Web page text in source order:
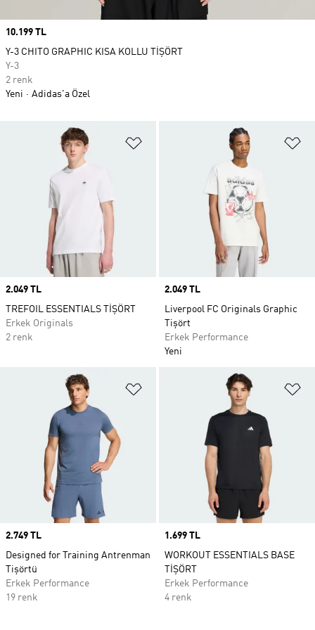
Favori Listesine Ekle
Price
2.049 TL
TREFOIL ESSENTIALS TİŞÖRT
Erkek Originals
2 renk
Price
2.049 TL
Liverpool FC Originals Graphic
Tişört
Erkek Performance
Yeni
Favori Listesine Ekle
Price
2.749 TL
Designed for Training Antrenman
Tişörtü
Erkek Performance
19 renk
Price
1.699 TL
WORKOUT ESSENTIALS BASE
TİŞÖRT
Erkek Performance
4 renk
Price
10.199 TL
Y-3 CHITO GRAPHIC KISA KOLLU TİŞÖRT
Y-3
2 renk
Yeni
Adidas'a Özel